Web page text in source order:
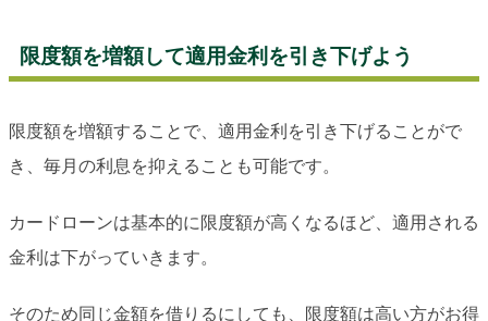
限度額を増額して適用金利を引き下げよう
限度額を増額することで、適用金利を引き下げることがで
き、毎月の利息を抑えることも可能です。
カードローンは基本的に限度額が高くなるほど、適用される
金利は下がっていきます。
そのため同じ金額を借りるにしても、限度額は高い方がお得